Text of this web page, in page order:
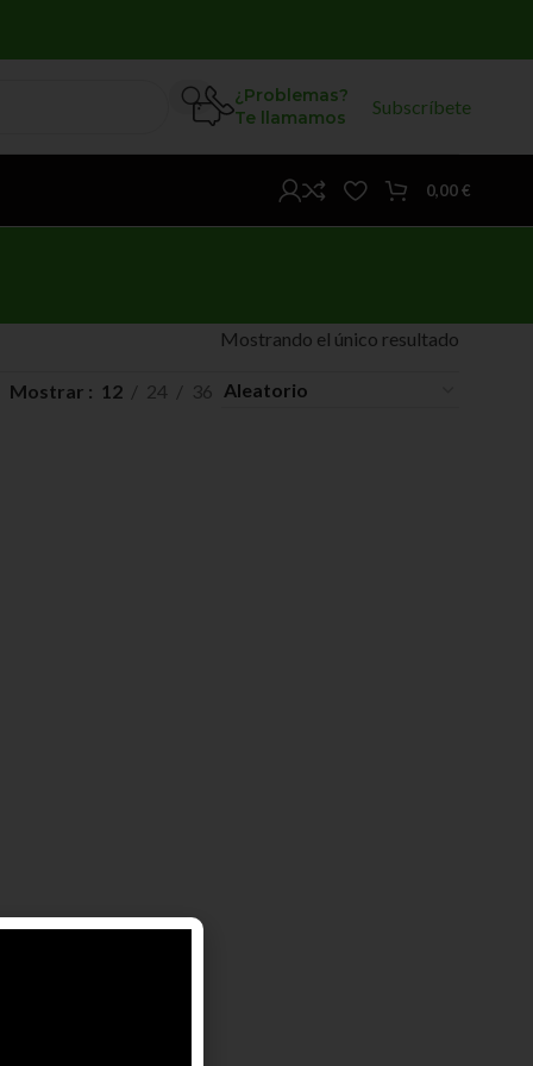
¿Problemas?
Te llamamos
Subscríbete
0,00€
Mostrando el único resultado
Mostrar 12 24 36